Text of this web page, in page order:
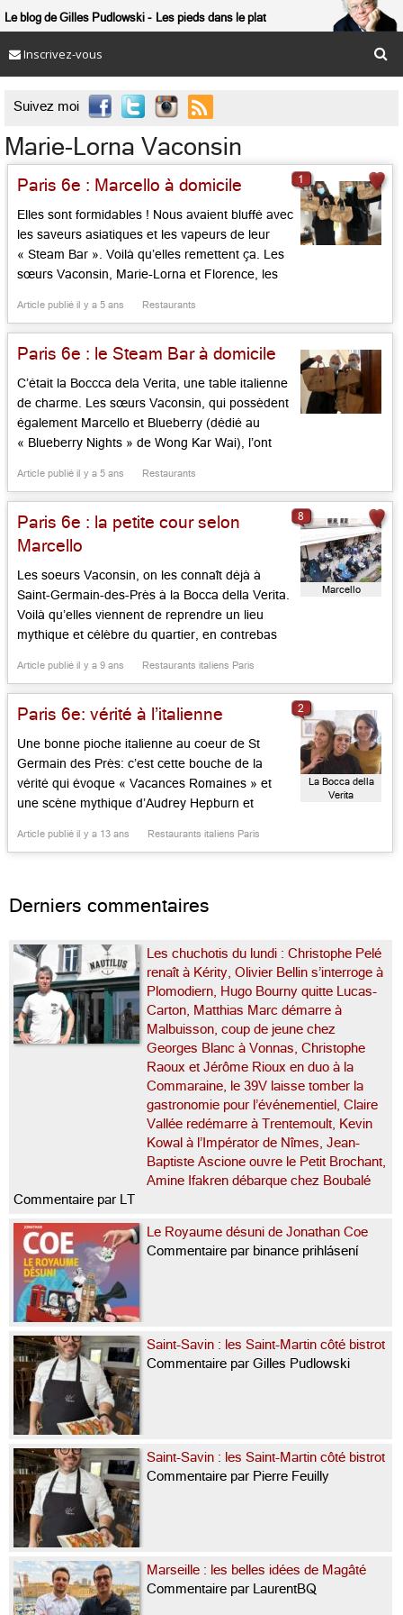
Le blog de Gilles Pudlowski Les pieds dans le plat
Inscrivez-vous
Suivez moi 
Marie-Lorna Vaconsin
Paris 6e : Marcello à domicile
Elles sont formidables ! Nous avaient bluffé avec
les saveurs asiatiques et les vapeurs de leur
« Steam Bar ». Voilà qu’elles remettent ça. Les
sœurs Vaconsin, Marie-Lorna et Florence, les
sont les aubergistes italiennes de Marcello. En
temps de confinement, elles s’affairent à la
livraison à domicile des plats fort sérieux de
Article publié il y a 5 ans Restaurants
1
Paris 6e : le Steam Bar à domicile
C’était la Boccca dela Verita, une table italienne
de charme. Les sœurs Vaconsin, qui possèdent
également Marcello et Blueberry (dédié au
« Blueberry Nights » de Wong Kar Wai), l’ont
la vapeur sous toutes leurs formes, aux raviolis
en folie, aux dim sums à la cantonaise, avec des
rouleaux […]...
Article publié il y a 5 ans Restaurants
Paris 6e : la petite cour selon
Marcello
Les soeurs Vaconsin, on les connaît déjà à
Saint-Germain-des-Près à la Bocca della Verita.
Voilà qu’elles viennent de reprendre un lieu
mythique et célèbre du quartier, en contrebas
l’italienne. C’était la Petite Cour, QG de l’édition,
où jadis Robert Laffont recevait comme à la
maison, où […]...
Article publié il y a 9 ans Restaurants italiens Paris
Marcello
8
Paris 6e: vérité à l’italienne
Une bonne pioche italienne au coeur de St
Germain des Près: c’est cette bouche de la
vérité qui évoque « Vacances Romaines » et
une scène mythique d’Audrey Hepburn et
soeurs, Marie-Lorna et Florence Vaconsin,
Article publié il y a 13 ans Restaurants italiens Paris
La Bocca della
Verita
2
Derniers commentaires
Les chuchotis du lundi : Christophe Pelé
renaît à Kérity, Olivier Bellin s’interroge à
Plomodiern, Hugo Bourny quitte Lucas-
Carton, Matthias Marc démarre à
Malbuisson, coup de jeune chez
Georges Blanc à Vonnas, Christophe
Raoux et Jérôme Rioux en duo à la
Commaraine, le 39V laisse tomber la
gastronomie pour l’événementiel, Claire
Vallée redémarre à Trentemoult, Kevin
Kowal à l’Impérator de Nîmes, Jean-
Baptiste Ascione ouvre le Petit Brochant,
Amine Ifakren débarque chez Boubalé
Commentaire par LT
Le Royaume désuni de Jonathan Coe
Commentaire par binance prihlásení
Saint-Savin : les Saint-Martin côté bistrot
Commentaire par Gilles Pudlowski
Saint-Savin : les Saint-Martin côté bistrot
Commentaire par Pierre Feuilly
Marseille : les belles idées de Magâté
Commentaire par LaurentBQ